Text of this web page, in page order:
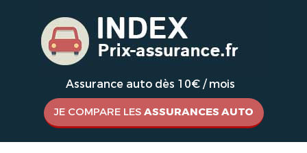
Assurance auto dès 10€ / mois
JE COMPARE LES ASSURANCES AUTO